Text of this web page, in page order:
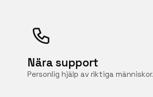
Nära support
Personlig hjälp av riktiga människor.